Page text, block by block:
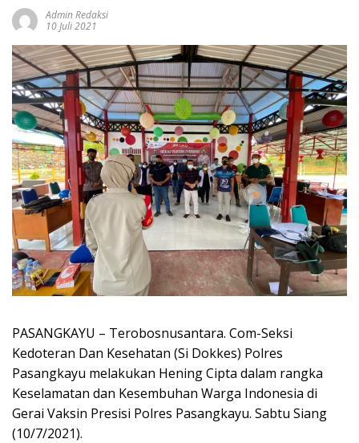
Admin Redaksi
10 Juli 2021
PASANGKAYU – Terobosnusantara. Com-Seksi
Kedoteran Dan Kesehatan (Si Dokkes) Polres
Pasangkayu melakukan Hening Cipta dalam rangka
Keselamatan dan Kesembuhan Warga Indonesia di
Gerai Vaksin Presisi Polres Pasangkayu. Sabtu Siang
(10/7/2021).